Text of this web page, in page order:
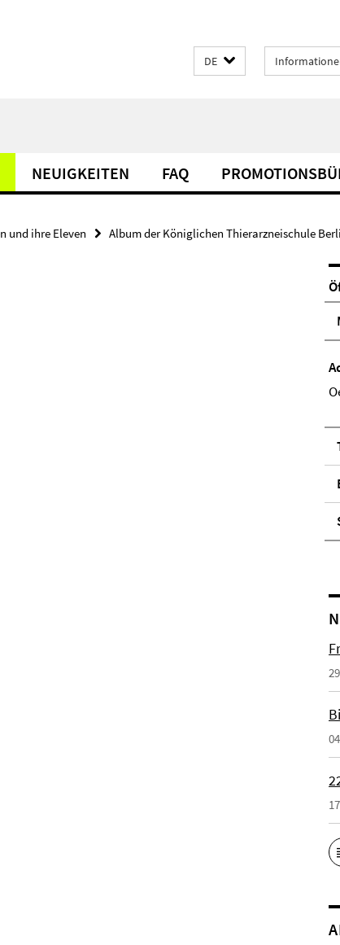
DE
NEUIGKEITEN FAQ
und ihre Eleven Album der Königlichen Thierarzneischule